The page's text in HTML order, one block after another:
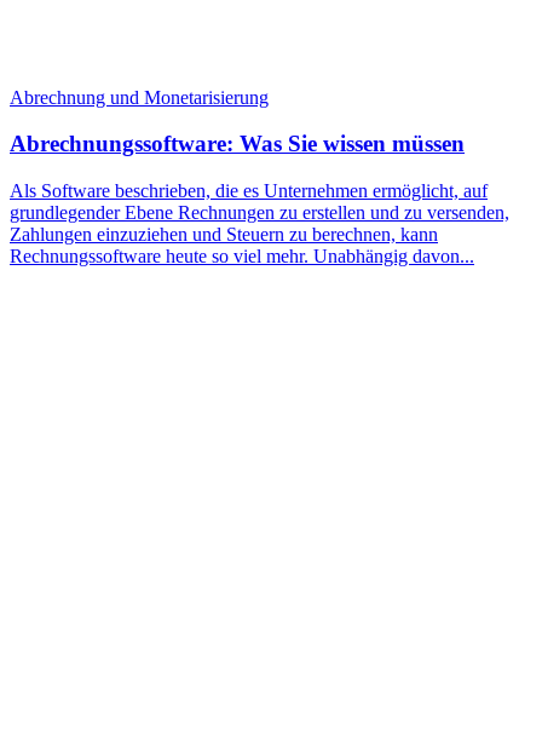
Abrechnung und Monetarisierung
Abrechnungssoftware: Was Sie wissen müssen
Als Software beschrieben, die es Unternehmen ermöglicht, auf
grundlegender Ebene Rechnungen zu erstellen und zu versenden,
Zahlungen einzuziehen und Steuern zu berechnen, kann
Rechnungssoftware heute so viel mehr. Unabhängig davon...